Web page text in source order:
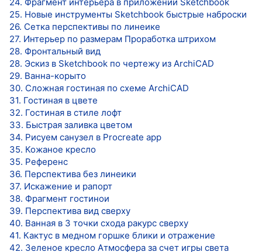
25. Новые инструменты Sketchbook быстрые наброски
26. Сетка перспективы по линеике
27. Интерьер по размерам Проработка штрихом
28. Фронтальный вид
28. Эскиз в Sketchbook по чертежу из ArchiCAD
29. Ванна-корыто
30. Сложная гостиная по схеме ArchiCAD
31. Гостиная в цвете
32. Гостиная в стиле лофт
33. Быстрая заливка цветом
34. Рисуем санузел в Procreate app
35. Кожаное кресло
35. Референс
36. Перспектива без линеики
37. Искажение и рапорт
38. Фрагмент гостинои
39. Перспектива вид сверху
40. Ванная в 3 точки схода ракурс сверху
41. Кактус в медном горшке блики и отражение
42. Зеленое кресло Атмосфера за счет игры света